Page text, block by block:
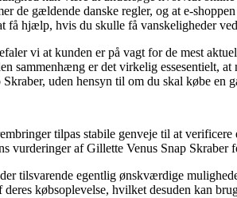
de gældende danske regler, og at e-
få hjælp, hvis du skulle få vanskeligheder
vi at kunden er på vagt for de mest
sammenhæng er det virkelig essesentielt,
Skraber, uden hensyn til om du skal købe en
tilpas stabile genveje til at
vurderinger af Gillette Venus Snap
tilsvarende egentlig ønskværdige
deres købsoplevelse, hvilket desuden kan